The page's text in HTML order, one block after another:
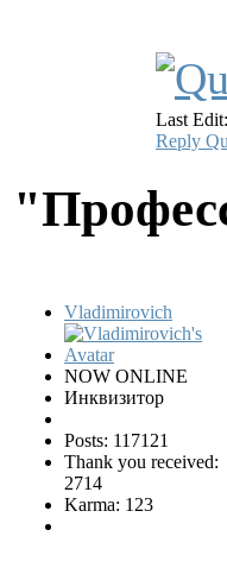
Last
Reply
Vladimirovich
NOW ONLINE
Инквизитор
Posts: 117121
Thank you received:
2714
Karma: 123